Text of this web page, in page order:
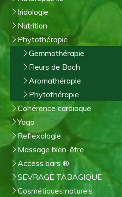
Iridologie
Nutrition
Phytothérapie
Gemmothérapie
Fleurs de Bach
Aromathérapie
Phytothérapie
Cohérence cardiaque
Yoga
Reflexologie
Massage bien-être
Access bars ®
SEVRAGE TABAGIQUE
Cosmétiques naturels